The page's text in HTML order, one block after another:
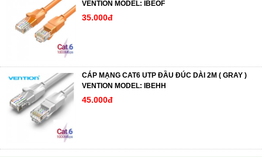
VENTION MODEL: IBEOF
35.000đ
CÁP MẠNG CAT6 UTP ĐẦU ĐÚC DÀI 2M ( GRAY )
VENTION MODEL: IBEHH
45.000đ